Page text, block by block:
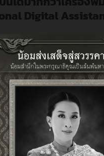
Digital
าพร้อมกับ SoftwareButton
รื่องพิมพ์ให้กลายเป็นผู้ช่วยส่ว
Connect & Zero-
องจะเชื่อมต่อกับเครือข่ายและ
ไม่ต้องตั้งค่าให้วุ่นวาย
Transfer ไร้สาย:
สั่ง
เข้าโฟลเดอร์ในคอมพิวเตอร์